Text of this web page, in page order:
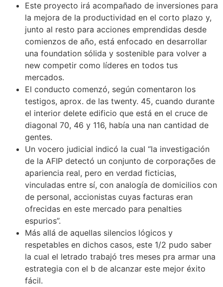
Este proyecto irá acompañado de inversiones para
la mejora de la productividad en el corto plazo y,
junto al resto para acciones emprendidas desde
comienzos de año, está enfocado en desarrollar
una foundation sólida y sostenible para volver a
new competir como líderes en todos tus
mercados.
El conducto comenzó, según comentaron los
testigos, aprox. de las twenty. 45, cuando durante
el interior delete edificio que está en el cruce de
diagonal 70, 46 y 116, había una nan cantidad de
gentes.
Un vocero judicial indicó la cual “la investigación
de la AFIP detectó un conjunto de corporações de
apariencia real, pero en verdad ficticias,
vinculadas entre sí, con analogía de domicilios con
de personal, accionistas cuyas facturas eran
ofrecidas en este mercado para penalties
espurios”.
Más allá de aquellas silencios lógicos y
respetables en dichos casos, este 1/2 pudo saber
la cual el letrado trabajó tres meses pra armar una
estrategia con el b de alcanzar este mejor éxito
fácil.